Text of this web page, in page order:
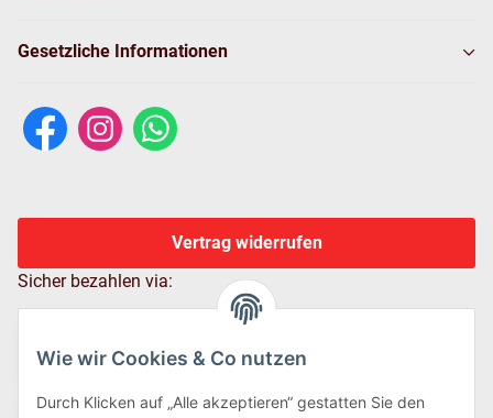
Wie wir Cookies & Co nutzen
Durch Klicken auf „Alle akzeptieren“ gestatten Sie den
Gesetzliche Informationen
Vertrag widerrufen
Sicher bezahlen via: